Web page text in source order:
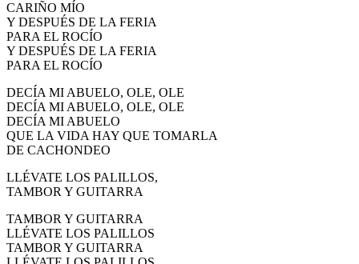
CARIÑO MÍO
Y DESPUÉS DE LA FERIA
PARA EL ROCÍO
Y DESPUÉS DE LA FERIA
PARA EL ROCÍO
DECÍA MI ABUELO, OLE, OLE
DECÍA MI ABUELO, OLE, OLE
DECÍA MI ABUELO
QUE LA VIDA HAY QUE TOMARLA
DE CACHONDEO
LLÉVATE LOS PALILLOS,
TAMBOR Y GUITARRA
TAMBOR Y GUITARRA
LLÉVATE LOS PALILLOS
TAMBOR Y GUITARRA
¿Cuándo se construyó la primera ermita?
El traslado cada siete años
¿Cuales son los actos principales que se celebran en el
Rocío?
Quiero hacer el camino,¿que tengo que hacer?
En el Rocío, ¿dónde me alojo?